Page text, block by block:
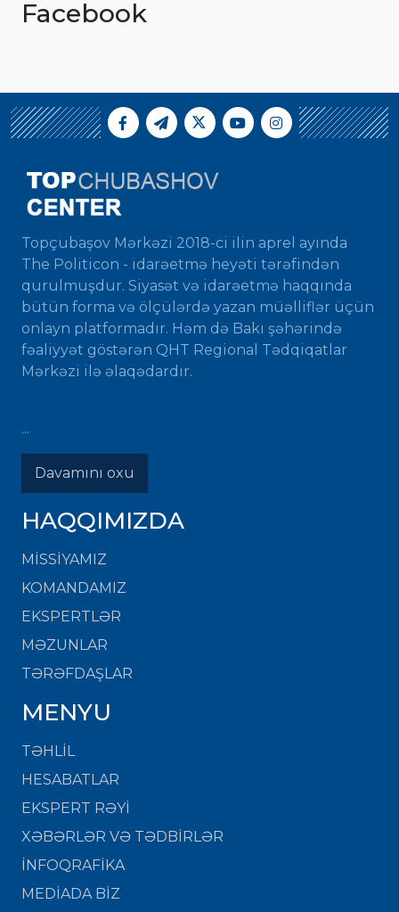
Facebook
Topçubaşov Mərkəzi 2018-ci ilin aprel ayında
The Politicon - idarəetmə heyəti tərəfindən
qurulmuşdur. Siyasət və idarəetmə haqqında
bütün forma və ölçülərdə yazan müəlliflər üçün
onlayn platformadır. Həm də Bakı şəhərində
fəaliyyət göstərən QHT Regional Tədqiqatlar
Mərkəzi ilə əlaqədardır.
...
Davamını oxu
HAQQIMIZDA
MISSIYAMIZ
KOMANDAMIZ
EKSPERTLƏR
MƏZUNLAR
TƏRƏFDAŞLAR
MENYU
TƏHLİL
HESABATLAR
EKSPERT RƏYİ
XƏBƏRLƏR VƏ TƏDBİRLƏR
İNFOQRAFİKA
MEDİADA BİZ